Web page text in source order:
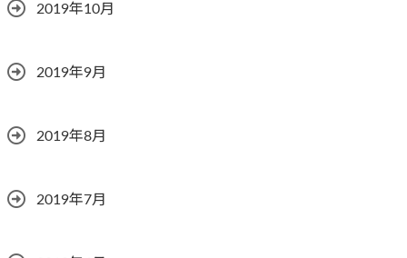
2019年10月
2019年9月
2019年8月
2019年7月